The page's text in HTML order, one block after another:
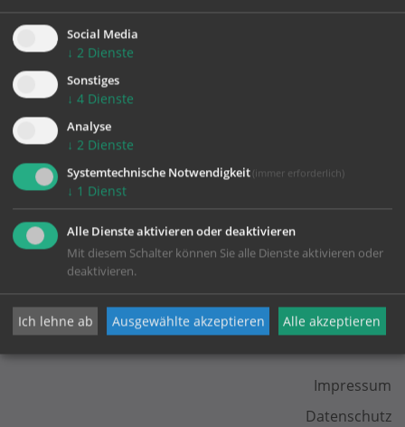
Bitte akzeptieren Sie
die Seite neu
KONTAKT
Impressum
Datenschutz
Social Media
↓ 2 Dienste
Sonstiges
↓ 4 Dienste
Analyse
↓ 2 Dienste
Systemtechnische Notwendigkeit (immer erforderlich)
↓ 1 Dienst
Alle Dienste aktivieren oder deaktivieren
Mit diesem Schalter können Sie alle Dienste aktivieren oder
deaktivieren.
Ich lehne ab Ausgewählte akzeptieren Alle akzeptieren